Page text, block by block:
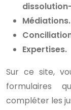
Médiations.
Expertises.
Sur ce site,
formulaires
compléter les